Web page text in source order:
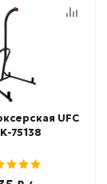
UFC
75138